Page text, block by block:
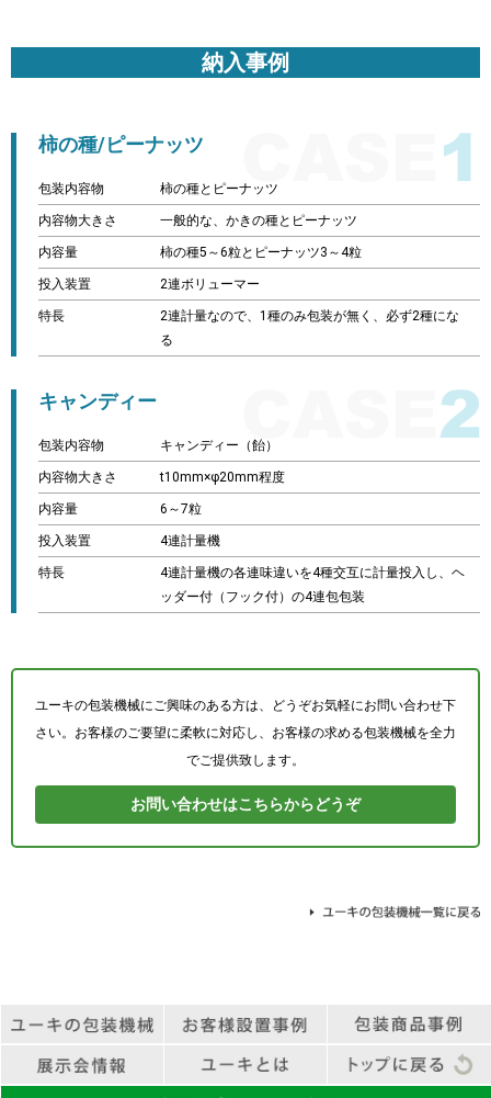
納入事例
柿の種/ピーナッツ
包装内容物 柿の種とピーナッツ
内容物大きさ 一般的な、かきの種とピーナッツ
内容量 柿の種5～6粒とピーナッツ3～4粒
投入装置 2連ボリューマー
特長
2連計量なので、1種のみ包装が無く、必ず2種にな
る
キャンディー
包装内容物 キャンディー（飴）
内容物大きさ t10mm×φ20mm程度
内容量 6～7粒
投入装置 4連計量機
特長
4連計量機の各連味違いを4種交互に計量投入し、ヘ
ッダー付（フック付）の4連包包装
ユーキの包装機械にご興味のある方は、どうぞお気軽にお問い合わせ下
さい。 お客様のご要望に柔軟に対応し、お客様の求める包装機械を全力
でご提供致します。
お問い合わせはこちらからどうぞ